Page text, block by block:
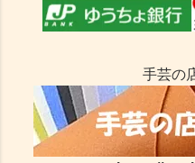
手芸の